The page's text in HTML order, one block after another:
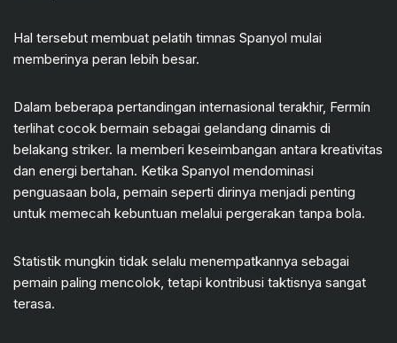
Hal tersebut membuat pelatih timnas Spanyol mulai
memberinya peran lebih besar.
Dalam beberapa pertandingan internasional terakhir, Fermín
terlihat cocok bermain sebagai gelandang dinamis di
belakang striker. Ia memberi keseimbangan antara kreativitas
dan energi bertahan. Ketika Spanyol mendominasi
penguasaan bola, pemain seperti dirinya menjadi penting
untuk memecah kebuntuan melalui pergerakan tanpa bola.
Statistik mungkin tidak selalu menempatkannya sebagai
pemain paling mencolok, tetapi kontribusi taktisnya sangat
terasa.